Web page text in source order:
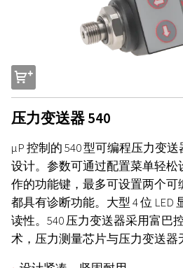
s
压力变送器 540
µP 控制的 540 型可编程压力变
设计。参数可通过配置菜单轻
作的功能键，最多可设置两个
都具有诊断功能。大型 4 位 LED
读性。540 压力变送器采用富巴
术，压力测量芯片与压力变送器